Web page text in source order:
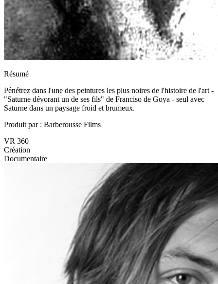
Résumé
Pénétrez dans l'une des peintures les plus noires de l'histoire de l'art -
"Saturne dévorant un de ses fils" de Franciso de Goya - seul avec
Saturne dans un paysage froid et brumeux. ​
Produit par : Barberousse Films
VR 360
Création
Documentaire